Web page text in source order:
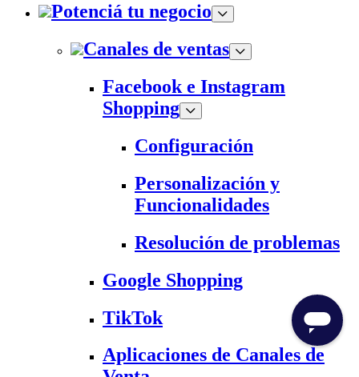
Potenciá tu negocio
Canales de ventas
Facebook e Instagram
Shopping
Configuración
Personalización y
Funcionalidades
Resolución de problemas
Google Shopping
TikTok
Aplicaciones de Canales de